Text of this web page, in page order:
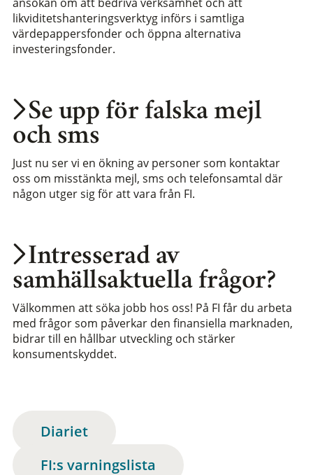
Intresserad av
samhällsaktuella frågor?
Välkommen att söka jobb hos oss! På FI får du arbeta
med frågor som påverkar den finansiella marknaden,
bidrar till en hållbar utveckling och stärker
konsumentskyddet.
Se upp för falska mejl
och sms
Just nu ser vi en ökning av personer som kontaktar
oss om misstänkta mejl, sms och telefonsamtal där
någon utger sig för att vara från FI.
ansökan om att bedriva verksamhet och att
likviditetshanteringsverktyg införs i samtliga
värdepappersfonder och öppna alternativa
investeringsfonder.
Diariet
FI:s varningslista